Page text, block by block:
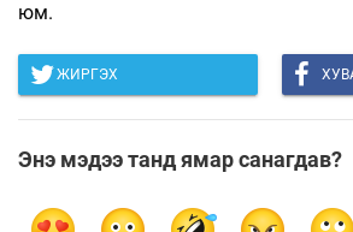
юм.
ЖИРГЭХ
Энэ мэдээ танд ямар санагдав?